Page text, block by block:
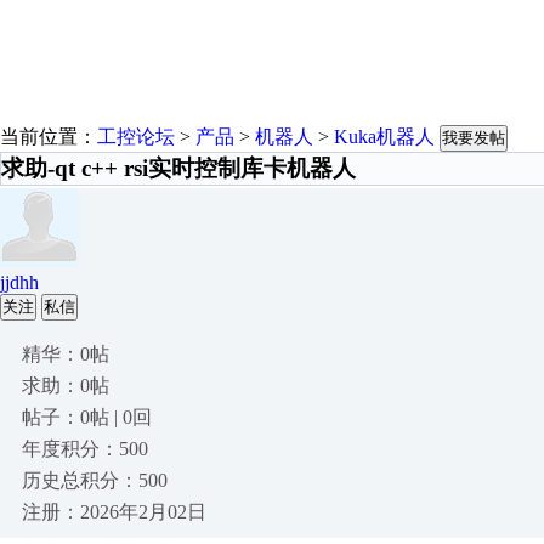
当前位置： 工控论坛 > 产品 > 机器人 > Kuka机器人 我要发帖
求助-qt c++ rsi实时控制库卡机器人
jjdhh
关注 私信
精华：0帖
求助：0帖
帖子：0帖 | 0回
年度积分：500
历史总积分：500
注册：2026年2月02日